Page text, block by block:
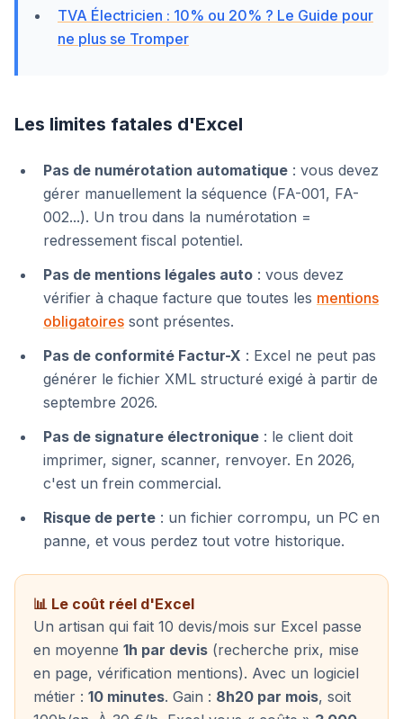
TVA Électricien : 10% ou 20% ? Le Guide pour
ne plus se Tromper
Les limites fatales d'Excel
Pas de numérotation automatique : vous devez
gérer manuellement la séquence (FA-001, FA-
002...). Un trou dans la numérotation =
redressement fiscal potentiel.
Pas de mentions légales auto : vous devez
vérifier à chaque facture que toutes les mentions
obligatoires sont présentes.
Pas de conformité Factur-X : Excel ne peut pas
générer le fichier XML structuré exigé à partir de
septembre 2026.
Pas de signature électronique : le client doit
imprimer, signer, scanner, renvoyer. En 2026,
c'est un frein commercial.
Risque de perte : un fichier corrompu, un PC en
panne, et vous perdez tout votre historique.
📊 Le coût réel d'Excel
Un artisan qui fait 10 devis/mois sur Excel passe
en moyenne 1h par devis (recherche prix, mise
en page, vérification mentions). Avec un logiciel
métier : 10 minutes. Gain : 8h20 par mois, soit